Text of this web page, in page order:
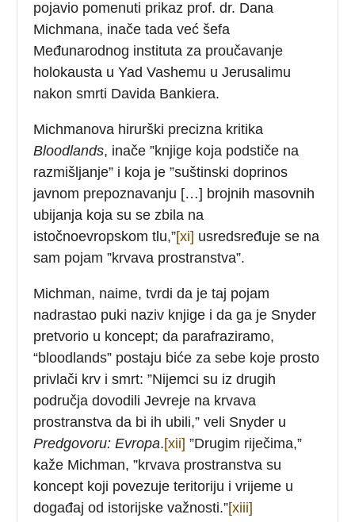
pojavio pomenuti prikaz prof. dr. Dana
Michmana, inače tada već šefa
Međunarodnog instituta za proučavanje
holokausta u Yad Vashemu u Jerusalimu
nakon smrti Davida Bankiera.
Michmanova hirurški precizna kritika
Bloodlands, inače ”knjige koja podstiče na
razmišljanje” i koja je ”suštinski doprinos
javnom prepoznavanju […] brojnih masovnih
ubijanja koja su se zbila na
istočnoevropskom tlu,”[xi] usredsređuje se na
sam pojam ”krvava prostranstva”.
Michman, naime, tvrdi da je taj pojam
nadrastao puki naziv knjige i da ga je Snyder
pretvorio u koncept; da parafraziramo,
“bloodlands” postaju biće za sebe koje prosto
privlači krv i smrt: ”Nijemci su iz drugih
područja dovodili Jevreje na krvava
prostranstva da bi ih ubili,” veli Snyder u
Predgovoru: Evropa.[xii] ”Drugim riječima,”
kaže Michman, ”krvava prostranstva su
koncept koji povezuje teritoriju i vrijeme u
događaj od istorijske važnosti.”[xiii]